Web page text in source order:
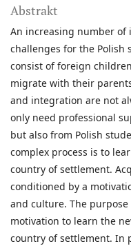
Abstrakt
An increasing number
challenges for the Polish
consist of foreign
migrate with their
and integration are not
only need professional
but also from Polish
complex process is to
country of settlement.
conditioned by a
and culture. The
motivation to learn the
country of settlement. In